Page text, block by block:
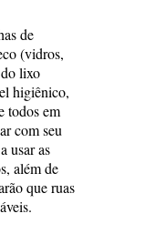
de
(vidros,
lixo
higiênico,
todos em
com seu
usar as
além de
que ruas